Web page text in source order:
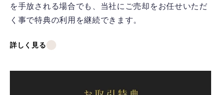
を手放される場合でも、当社にご売却をお任せいただ
く事で特典の利用を継続できます。
詳しく見る